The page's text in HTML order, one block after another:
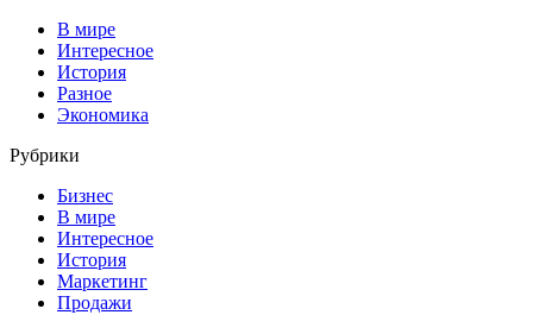
В мире
Интересное
История
Разное
Экономика
Рубрики
Бизнес
В мире
Интересное
История
Маркетинг
Продажи